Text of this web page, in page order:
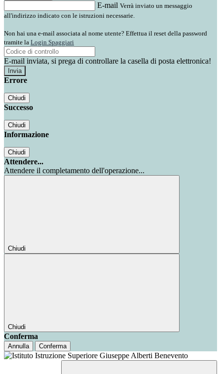
E-mail Verrà inviato un messaggio
all'indirizzo indicato con le istruzioni necessarie.
Non hai una e-mail associata al nome utente? Effettua il reset della password
tramite la Login Spaggiari
E-mail inviata, si prega di controllare la casella di posta elettronica!
Errore
Chiudi
Successo
Chiudi
Informazione
Chiudi
Attendere...
Attendere il completamento dell'operazione...
Chiudi
Chiudi
Conferma
Annulla Conferma